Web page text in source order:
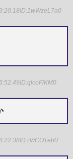
ID:1wWzeL7a0
ID:qlcoFlKM0
ID:rV/CO1eb0